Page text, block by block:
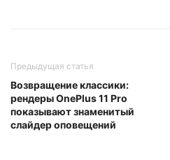
Предыдущая статья
Возвращение классики:
рендеры OnePlus 11 Pro
показывают знаменитый
слайдер оповещений